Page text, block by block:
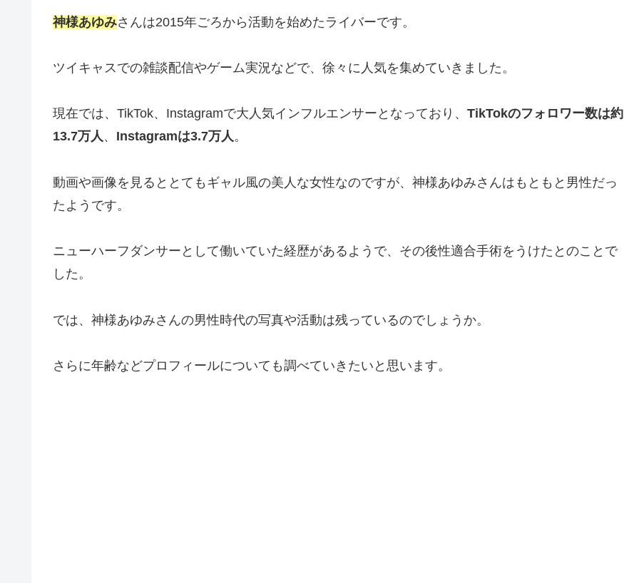
神様あゆみさんは2015年ごろから活動を始めたライバーです。
ツイキャスでの雑談配信やゲーム実況などで、徐々に人気を集めていきました。
現在では、TikTok、Instagramで大人気インフルエンサーとなっており、 TikTokのフォロワー数は約
13.7万人、 Instagramは3.7万人。
動画や画像を見るととてもギャル風の美人な女性なのですが、神様あゆみさんはもともと男性だっ
たようです。
ニューハーフダンサーとして働いていた経歴があるようで、その後性適合手術をうけたとのことで
した。
では、神様あゆみさんの男性時代の写真や活動は残っているのでしょうか。
さらに年齢などプロフィールについても調べていきたいと思います。